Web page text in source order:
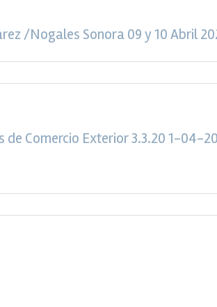
/Nogales Sonora 09 y 10 Abril
Comercio Exterior 3.3.20 1-04-